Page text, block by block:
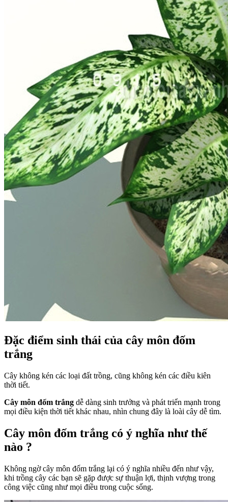
Đặc điểm sinh thái của cây môn đốm
trắng
Cây không kén các loại đất trồng, cũng không kén các điều kiên
thời tiết.
Cây môn đốm trắng dễ dàng sinh trưởng và phát triển mạnh trong
mọi điều kiện thời tiết khác nhau, nhìn chung đây là loài cây dễ tìm.
Cây môn đốm trắng có ý nghĩa như thế
nào ?
Không ngờ cây môn đốm trắng lại có ý nghĩa nhiều đến như vậy,
khi trồng cây các bạn sẽ gặp được sự thuận lợi, thịnh vượng trong
công việc cũng như mọi điều trong cuộc sống.